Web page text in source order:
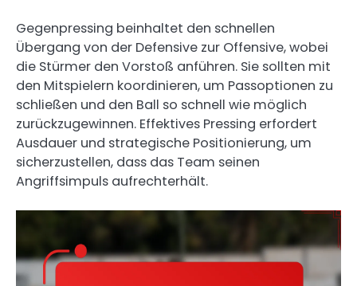
Gegenpressing beinhaltet den schnellen
Übergang von der Defensive zur Offensive, wobei
die Stürmer den Vorstoß anführen. Sie sollten mit
den Mitspielern koordinieren, um Passoptionen zu
schließen und den Ball so schnell wie möglich
zurückzugewinnen. Effektives Pressing erfordert
Ausdauer und strategische Positionierung, um
sicherzustellen, dass das Team seinen
Angriffsimpuls aufrechterhält.